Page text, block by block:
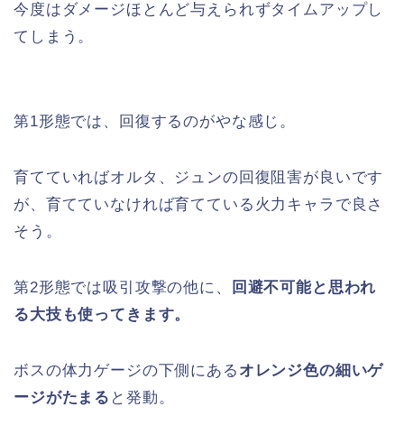
今度はダメージほとんど与えられずタイムアップし
てしまう。
第1形態では、回復するのがやな感じ。
育てていればオルタ、ジュンの回復阻害が良いです
が、育てていなければ育てている火力キャラで良さ
そう。
第2形態では吸引攻撃の他に、
回避不可能と思われ
る大技も使ってきます。
ボスの体力ゲージの下側にある オレンジ色の細いゲ
ージがたまる と発動。